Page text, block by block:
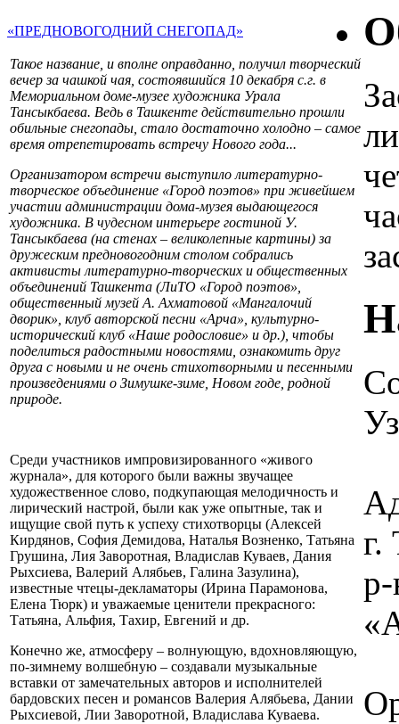
«ПРЕДНОВОГОДНИЙ СНЕГОПАД»
Такое название, и вполне оправданно, получил творческий
вечер за чашкой чая, состоявшийся 10 декабря с.г. в
Мемориальном доме-музее художника Урала
Тансыкбаева. Ведь в Ташкенте действительно прошли
обильные снегопады, стало достаточно холодно – самое
время отрепетировать встречу Нового года...
Организатором встречи выступило литературно-
творческое объединение «Город поэтов» при живейшем
участии администрации дома-музея выдающегося
художника. В чудесном интерьере гостиной У.
Тансыкбаева (на стенах – великолепные картины) за
дружеским предновогодним столом собрались
активисты литературно-творческих и общественных
объединений Ташкента (ЛиТО «Город поэтов»,
общественный музей А. Ахматовой «Мангалочий
дворик», клуб авторской песни «Арча», культурно-
исторический клуб «Наше родословие» и др.), чтобы
поделиться радостными новостями, ознакомить друг
друга с новыми и не очень стихотворными и песенными
произведениями о Зимушке-зиме, Новом годе, родной
природе.
Среди участников импровизированного «живого
журнала», для которого были важны звучащее
художественное слово, подкупающая мелодичность и
лирический настрой, были как уже опытные, так и
ищущие свой путь к успеху стихотворцы (Алексей
Кирдянов, София Демидова, Наталья Возненко, Татьяна
Грушина, Лия Заворотная, Владислав Куваев, Дания
Рыхсиева, Валерий Алябьев, Галина Зазулина),
известные чтецы-декламаторы (Ирина Парамонова,
Елена Тюрк) и уважаемые ценители прекрасного:
Татьяна, Альфия, Тахир, Евгений и др.
Конечно же, атмосферу – волнующую, вдохновляющую,
по-зимнему волшебную – создавали музыкальные
вставки от замечательных авторов и исполнителей
бардовских песен и романсов Валерия Алябьева, Дании
Рыхсиевой, Лии Заворотной, Владислава Куваева.